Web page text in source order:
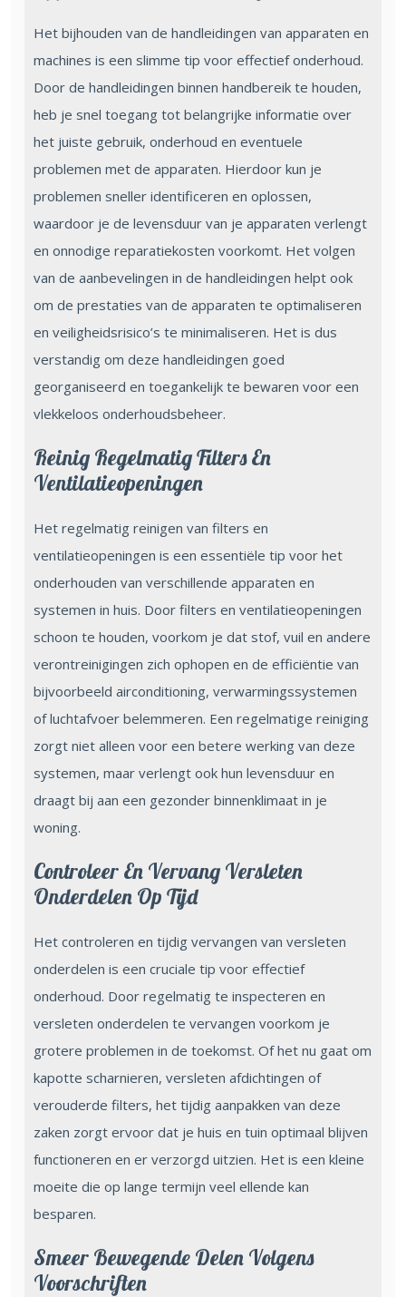
Het bijhouden van de handleidingen van apparaten en
machines is een slimme tip voor effectief onderhoud.
Door de handleidingen binnen handbereik te houden,
heb je snel toegang tot belangrijke informatie over
het juiste gebruik, onderhoud en eventuele
problemen met de apparaten. Hierdoor kun je
problemen sneller identificeren en oplossen,
waardoor je de levensduur van je apparaten verlengt
en onnodige reparatiekosten voorkomt. Het volgen
van de aanbevelingen in de handleidingen helpt ook
om de prestaties van de apparaten te optimaliseren
en veiligheidsrisico’s te minimaliseren. Het is dus
verstandig om deze handleidingen goed
georganiseerd en toegankelijk te bewaren voor een
vlekkeloos onderhoudsbeheer.
Reinig Regelmatig Filters En
Ventilatieopeningen
Het regelmatig reinigen van filters en
ventilatieopeningen is een essentiële tip voor het
onderhouden van verschillende apparaten en
systemen in huis. Door filters en ventilatieopeningen
schoon te houden, voorkom je dat stof, vuil en andere
verontreinigingen zich ophopen en de efficiëntie van
bijvoorbeeld airconditioning, verwarmingssystemen
of luchtafvoer belemmeren. Een regelmatige reiniging
zorgt niet alleen voor een betere werking van deze
systemen, maar verlengt ook hun levensduur en
draagt bij aan een gezonder binnenklimaat in je
woning.
Controleer En Vervang Versleten
Onderdelen Op Tijd
Het controleren en tijdig vervangen van versleten
onderdelen is een cruciale tip voor effectief
onderhoud. Door regelmatig te inspecteren en
versleten onderdelen te vervangen voorkom je
grotere problemen in de toekomst. Of het nu gaat om
kapotte scharnieren, versleten afdichtingen of
verouderde filters, het tijdig aanpakken van deze
zaken zorgt ervoor dat je huis en tuin optimaal blijven
functioneren en er verzorgd uitzien. Het is een kleine
moeite die op lange termijn veel ellende kan
besparen.
Smeer Bewegende Delen Volgens
Voorschriften